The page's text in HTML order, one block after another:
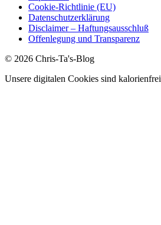
Cookie-Richtlinie (EU)
Datenschutzerklärung
Disclaimer – Haftungsausschluß
Offenlegung und Transparenz
© 2026 Chris-Ta's-Blog
Unsere digitalen Cookies sind kalorienfrei